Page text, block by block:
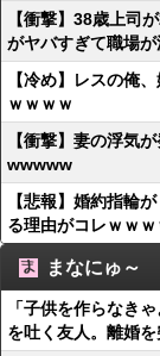
【衝撃】38歳上司
がヤバすぎて職場
【冷め】レスの俺
ｗｗｗｗ
【衝撃】妻の浮気
wwwww
【悲報】婚約指輪
る理由がコレｗｗｗ
まなにゅ～
「子供を作らなき
を吐く友人。離婚